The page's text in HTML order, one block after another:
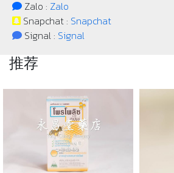
Zalo : Zalo
Snapchat : Snapchat
Signal : Signal
推荐